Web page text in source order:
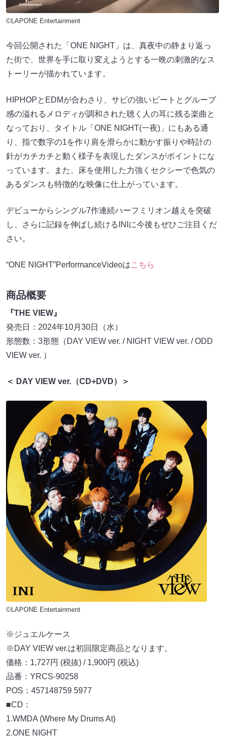
©LAPONE Entertainment
今回公開された「ONE NIGHT」は、真夜中の静まり返っ
た街で、世界を手に取り変えようとする一晩の刺激的なス
トーリーが描かれています。
HIPHOPとEDMが合わさり、サビの強いビートとグルーブ
感の溢れるメロディが調和された聴く人の耳に残る楽曲と
なっており、タイトル「ONE NIGHT(一夜)」にもある通
り、指で数字の1を作り肩を滑らかに動かす振りや時計の
針がカチカチと動く様子を表現したダンスがポイントにな
っています。また、床を使用した力強くセクシーで色気の
あるダンスも特徴的な映像に仕上がっています。
デビューからシングル7作連続ハーフミリオン越えを突破
し、さらに記録を伸ばし続けるINIに今後もぜひご注目くだ
さい。
“ONE NIGHT”PerformanceVideoはこちら
商品概要
『THE VIEW』
発売日：2024年10月30日（水）
形態数：3形態（DAY VIEW ver. / NIGHT VIEW ver. / ODD
VIEW ver. ）
＜ DAY VIEW ver.（CD+DVD）＞
©LAPONE Entertainment
※ジュエルケース
※DAY VIEW ver.は初回限定商品となります。
価格：1,727円 (税抜) / 1,900円 (税込)
品番：YRCS-90258
POS：457148759 5977
■CD：
1.WMDA (Where My Drums At)
2.ONE NIGHT